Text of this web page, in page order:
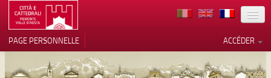
TERRITOIRE ACCÉDER
PAGE PERSONNELLE